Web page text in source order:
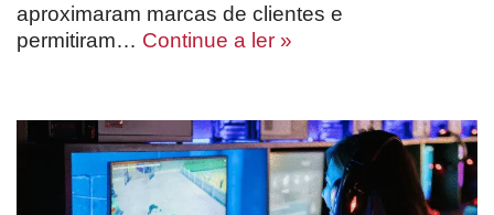
aproximaram marcas de clientes e
permitiram… Continue a ler »